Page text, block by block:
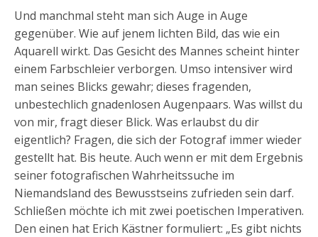
Und manchmal steht man sich Auge in Auge
gegenüber. Wie auf jenem lichten Bild, das wie ein
Aquarell wirkt. Das Gesicht des Mannes scheint hinter
einem Farbschleier verborgen. Umso intensiver wird
man seines Blicks gewahr; dieses fragenden,
unbestechlich gnadenlosen Augenpaars. Was willst du
von mir, fragt dieser Blick. Was erlaubst du dir
eigentlich? Fragen, die sich der Fotograf immer wieder
gestellt hat. Bis heute. Auch wenn er mit dem Ergebnis
seiner fotografischen Wahrheitssuche im
Niemandsland des Bewusstseins zufrieden sein darf.
Schließen möchte ich mit zwei poetischen Imperativen.
Den einen hat Erich Kästner formuliert: „Es gibt nichts